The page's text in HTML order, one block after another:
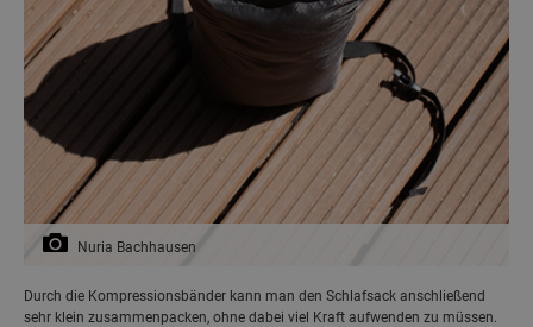
Nuria Bachhausen
Durch die Kompressionsbänder kann man den Schlafsack anschließend
sehr klein zusammenpacken, ohne dabei viel Kraft aufwenden zu müssen.